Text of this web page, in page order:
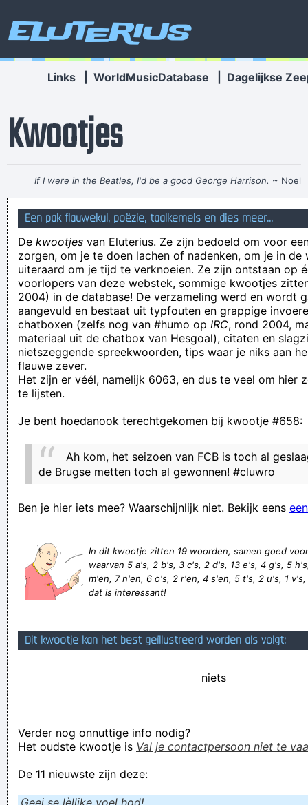
Eluterius
Links WorldMusicDatabase Dagelijkse
Kwootjes
If I were in the Beatles, I'd be a good George Harrison. ~ Noel
Gallagher
Als onrust je hoofd en lijf overneemt, geeft creatief bezig zijn
je rust...even eens nergens aan denken. (LD, 2/11/19)
Sven Kluns, de voetballer met het uiterlijk van iemand die bij
jou thuis de pompbak komt herstellen, droomt al wéken van
een transfer.
Die 'nu wél' slaat op het feit dat Verceiteren aan het begin
van het seizoen nei zei tegen KRC Geink omwille van familiale
Zelfs iemand met alzheimer kan zien wie jij probeert te
Van stront kan je geen boter maken
Deze zite is pedagogisch onbelangrijk, met wat voorlezen en
weet-ik-veel-wat
ik heb echter geen trechter
Heb je echt meer en betere seks als je minder beweegt?
Torry Vanderblauwhemden, kaasmaker van eigen
lichaamsvocht, moet tijdens opnamesessies steeds een
the holy spirit has descended upon this apostle tombstone
my friends and I have been looking about. The knowledge on
Verknoei je tijd op een nuttige manier!
Een pak flauwekul, poëzie, taalkemels en dies meer...
De kwootjes van Eluterius. Ze zijn bedoeld om voor
zorgen, om je te doen lachen of nadenken, om je in de
uiteraard om je tijd te verknoeien. Ze zijn ontstaan op
voorlopers van deze webstek, sommige kwootjes
2004) in de database! De verzameling werd en wordt
aangevuld en bestaat uit typfouten en grappige
chatboxen (zelfs nog van #humo op IRC, rond 2004,
materiaal uit de chatbox van Hesgoal), citaten en
nietszeggende spreekwoorden, tips waar je niks aan
flauwe zever.
Het zijn er véél, namelijk 6063, en dus te veel om hier
te lijsten.
Je bent hoedanook terechtgekomen bij kwootje #658:
Ah kom, het seizoen van FCB is toch al
de Brugse metten toch al gewonnen! #cluwro
Ben je hier iets mee? Waarschijnlijk niet. Bekijk eens
In dit kwootje zitten 19 woorden, samen goed
waarvan 5 a's, 2 b's, 3 c's, 2 d's, 13 e's, 4 g's, 5
m'en, 7 n'en, 6 o's, 2 r'en, 4 s'en, 5 t's, 2 u's, 1
dat is interessant!
Dit kwootje kan het best geïllustreerd worden als volgt:
niets
Verder nog onnuttige info nodig?
Het oudste kwootje is Val je contactpersoon niet te
De 11 nieuwste zijn deze:
Geej se lèllike voel hod!